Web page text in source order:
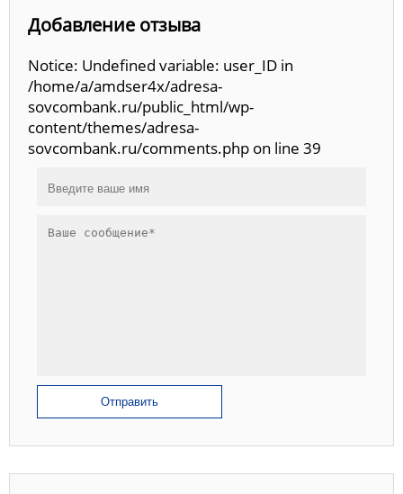
Добавление отзыва
Notice: Undefined variable: user_ID in
/home/a/amdser4x/adresa-
sovcombank.ru/public_html/wp-
content/themes/adresa-
sovcombank.ru/comments.php on line 39
Отправить